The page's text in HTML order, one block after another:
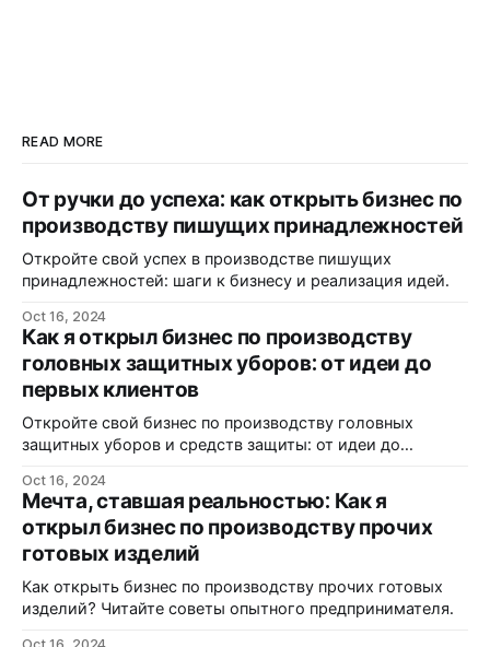
READ MORE
От ручки до успеха: как открыть бизнес по
производству пишущих принадлежностей
Откройте свой успех в производстве пишущих
принадлежностей: шаги к бизнесу и реализация идей.
Oct 16, 2024
Как я открыл бизнес по производству
головных защитных уборов: от идеи до
первых клиентов
Откройте свой бизнес по производству головных
защитных уборов и средств защиты: от идеи до
Oct 16, 2024
Мечта, ставшая реальностью: Как я
открыл бизнес по производству прочих
готовых изделий
Как открыть бизнес по производству прочих готовых
изделий? Читайте советы опытного предпринимателя.